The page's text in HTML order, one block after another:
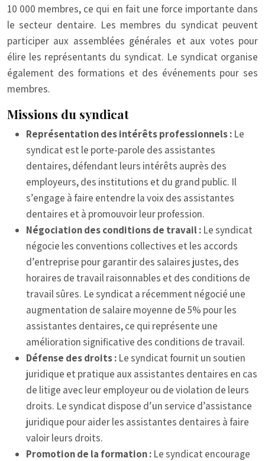
10 000 membres, ce qui en fait une force importante dans
le secteur dentaire. Les membres du syndicat peuvent
participer aux assemblées générales et aux votes pour
élire les représentants du syndicat. Le syndicat organise
également des formations et des événements pour ses
membres.
Missions du syndicat
Représentation des intérêts professionnels : Le
syndicat est le porte-parole des assistantes
dentaires, défendant leurs intérêts auprès des
employeurs, des institutions et du grand public. Il
s’engage à faire entendre la voix des assistantes
dentaires et à promouvoir leur profession.
Négociation des conditions de travail : Le syndicat
négocie les conventions collectives et les accords
d’entreprise pour garantir des salaires justes, des
horaires de travail raisonnables et des conditions de
travail sûres. Le syndicat a récemment négocié une
augmentation de salaire moyenne de 5% pour les
assistantes dentaires, ce qui représente une
amélioration significative des conditions de travail.
Défense des droits : Le syndicat fournit un soutien
juridique et pratique aux assistantes dentaires en cas
de litige avec leur employeur ou de violation de leurs
droits. Le syndicat dispose d’un service d’assistance
juridique pour aider les assistantes dentaires à faire
valoir leurs droits.
Promotion de la formation : Le syndicat encourage